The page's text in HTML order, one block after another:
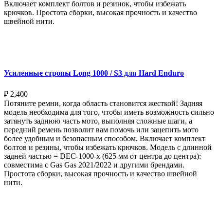
Включает комплект болтов и резинок, чтобы избежать
крючков. Простота сборки, высокая прочность и качество
швейной нити.
Усиленные стропы Long 1000 / S3 для Hard Enduro
₽ 2,400
Потяните ремни, когда область становится жесткой! Задняя
модель необходима для того, чтобы иметь возможность сильно
затянуть заднюю часть мото, выполняя сложные шаги, а
передний ремень позволит вам помочь или зацепить мото
более удобным и безопасным способом. Включает комплект
болтов и резины, чтобы избежать крючков. Модель с длинной
задней частью = DEC-1000-x (625 мм от центра до центра):
совместима с Gas Gas 2021/2022 и другими брендами.
Простота сборки, высокая прочность и качество швейной
нити.